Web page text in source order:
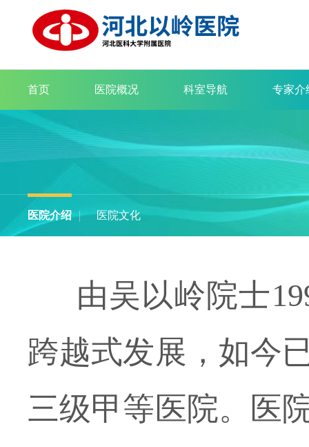
首页 医院概况 科室导航 专家介
医院介绍 医院文化
由吴以岭院士
跨越式发展，如今
三级甲等医院。医